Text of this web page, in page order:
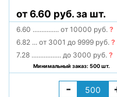
от 6.60 руб. за шт.
6.60 ............... от 10000 руб.?
6.82 ... от 3001 до 9999 руб.?
7.28 ................. до 3000 руб.?
Минимальный заказ: 500 шт.
-